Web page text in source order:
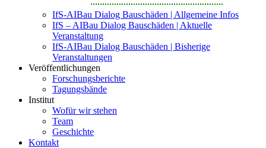
IfS-AIBau Dialog Bauschäden | Allgemeine Infos
IfS – AIBau Dialog Bauschäden | Aktuelle
Veranstaltung
IfS-AIBau Dialog Bauschäden | Bisherige
Veranstaltungen
Veröffentlichungen
Forschungsberichte
Tagungsbände
Institut
Wofür wir stehen
Team
Geschichte
Kontakt